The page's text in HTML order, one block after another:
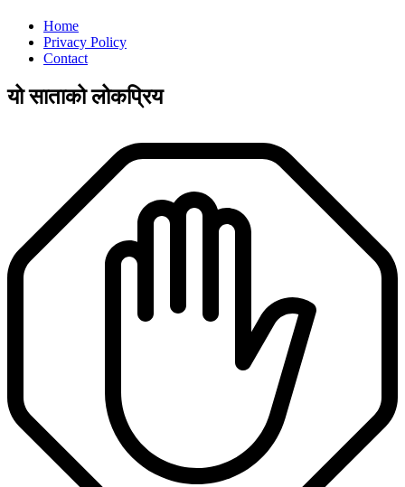
Home
Privacy Policy
Contact
यो साताको लोकप्रिय